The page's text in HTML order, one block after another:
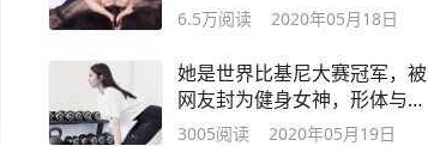
6.5万阅读 2020年05月18日
她是世界比基尼大赛冠军，被
网友封为健身女神，形体与健
康同在
3005阅读 2020年05月19日